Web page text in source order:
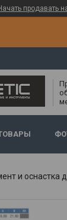
продавать
и оснастка